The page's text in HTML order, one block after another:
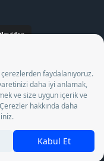
Consultancy Inc. as a
between 13/05/2025 -
by 18/04/2025 date
accordance with the
to Law No. 4904,
seekers.